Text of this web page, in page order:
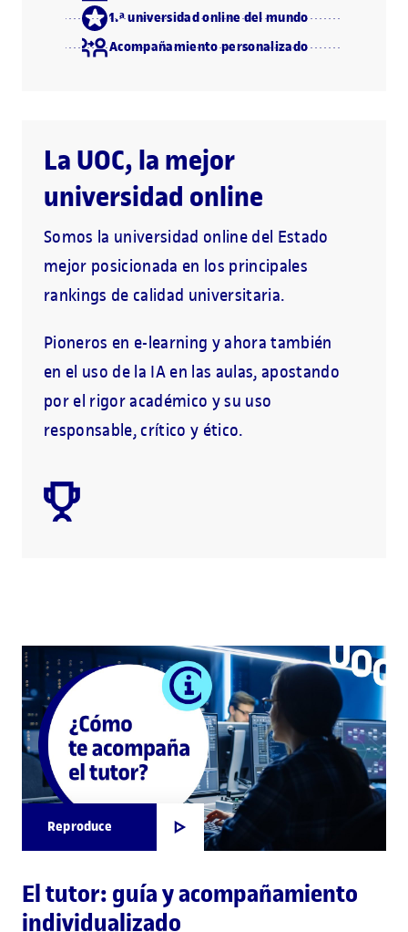
1.ª universidad online del mundo
Acompañamiento personalizado
La UOC, la mejor
universidad online
Somos la universidad online del Estado
mejor posicionada en los principales
rankings de calidad universitaria.
Pioneros en e-learning y ahora también
en el uso de la IA en las aulas, apostando
por el rigor académico y su uso
responsable, crítico y ético.
Reproduce
El tutor: guía y acompañamiento
individualizado